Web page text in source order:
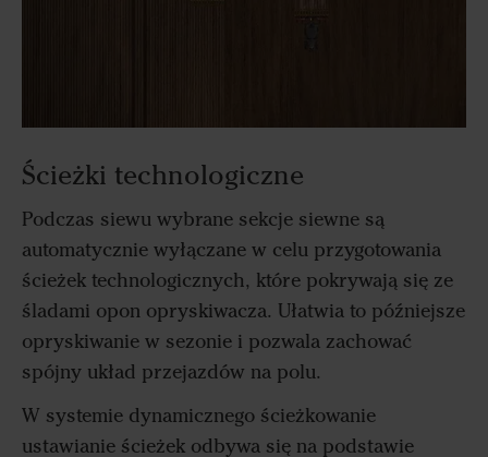
Ścieżki technologiczne
Podczas siewu wybrane sekcje siewne są
automatycznie wyłączane w celu przygotowania
ścieżek technologicznych, które pokrywają się ze
śladami opon opryskiwacza. Ułatwia to późniejsze
opryskiwanie w sezonie i pozwala zachować
spójny układ przejazdów na polu.
W systemie dynamicznego ścieżkowanie
ustawianie ścieżek odbywa się na podstawie